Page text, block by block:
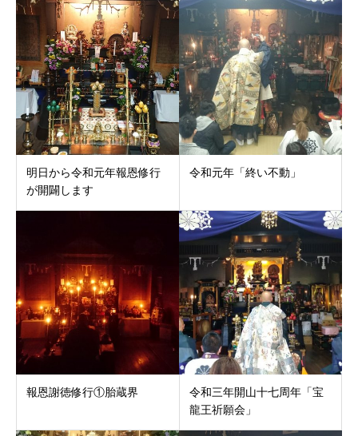
明日から令和元年報恩修行
が開闢します
令和元年「終い不動」
報恩謝徳修行①胎蔵界
令和三年開山十七周年「宝
龍王祈願会」